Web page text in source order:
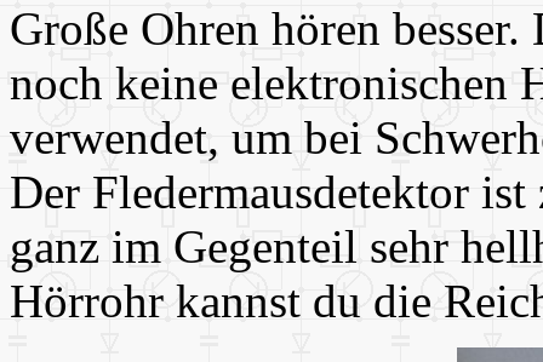
Große Ohren hören
noch keine elektronischen
verwendet, um bei
Der Fledermausdetektor
ganz im Gegenteil sehr
Hörrohr kannst du die